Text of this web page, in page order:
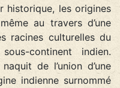
historique, les origines
au travers d’une
racines culturelles du
continent indien.
de l’union d’une
indienne surnommé